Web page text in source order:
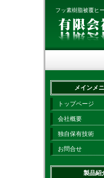
フッ素樹脂被覆
メインメ
トップページ
会社概要
独自保有技術
お問合せ
製品紹